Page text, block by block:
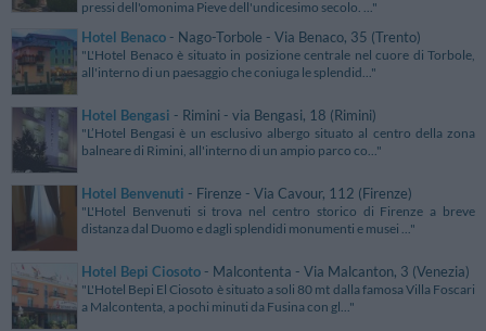
pressi dell'omonima Pieve dell'undicesimo secolo. ..."
Hotel Benaco - Nago-Torbole - Via Benaco, 35 (Trento)
"L'Hotel Benaco è situato in posizione centrale nel cuore di Torbole,
all'interno di un paesaggio che coniuga le splendid..."
Hotel Bengasi - Rimini - via Bengasi, 18 (Rimini)
"L’Hotel Bengasi è un esclusivo albergo situato al centro della zona
balneare di Rimini, all'interno di un ampio parco co..."
Hotel Benvenuti - Firenze - Via Cavour, 112 (Firenze)
"L'Hotel Benvenuti si trova nel centro storico di Firenze a breve
distanza dal Duomo e dagli splendidi monumenti e musei ..."
Hotel Bepi Ciosoto - Malcontenta - Via Malcanton, 3 (Venezia)
"L'Hotel Bepi El Ciosoto è situato a soli 80 mt dalla famosa Villa Foscari
a Malcontenta, a pochi minuti da Fusina con gl..."